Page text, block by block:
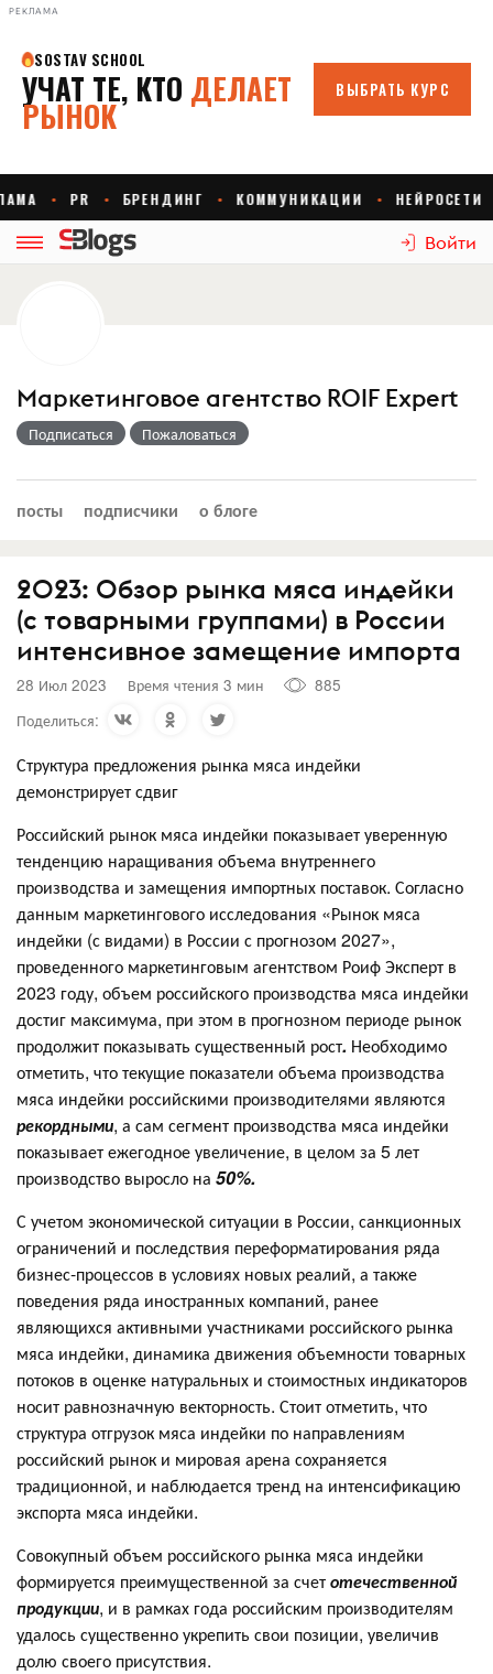
РЕКЛАМА
Войти
Маркетинговое агентство ROIF Expert
Подписаться Пожаловаться
посты подписчики о блоге
2023: Обзор рынка мяса индейки
(с товарными группами) в России
интенсивное замещение импорта
28 Июл 2023 Время чтения 3 мин
885
Поделиться:
Структура предложения рынка мяса индейки
демонстрирует сдвиг
Российский рынок мяса индейки показывает уверенную
тенденцию наращивания объема внутреннего
производства и замещения импортных поставок. Согласно
данным маркетингового исследования «Рынок мяса
индейки (с видами) в России с прогнозом 2027»,
проведенного маркетинговым агентством Роиф Эксперт в
2023 году, объем российского производства мяса индейки
достиг максимума, при этом в прогнозном периоде рынок
продолжит показывать существенный рост. Необходимо
отметить, что текущие показатели объема производства
мяса индейки российскими производителями являются
рекордными, а сам сегмент производства мяса индейки
показывает ежегодное увеличение, в целом за 5 лет
производство выросло на 50%.
С учетом экономической ситуации в России, санкционных
ограничений и последствия переформатирования ряда
бизнес-процессов в условиях новых реалий, а также
поведения ряда иностранных компаний, ранее
являющихся активными участниками российского рынка
мяса индейки, динамика движения объемности товарных
потоков в оценке натуральных и стоимостных индикаторов
носит равнозначную векторность. Стоит отметить, что
структура отгрузок мяса индейки по направлениям
российский рынок и мировая арена сохраняется
традиционной, и наблюдается тренд на интенсификацию
экспорта мяса индейки.
Совокупный объем российского рынка мяса индейки
формируется преимущественной за счетотечественной
продукции, и в рамках года российским производителям
удалось существенно укрепить свои позиции, увеличив
долю своего присутствия.